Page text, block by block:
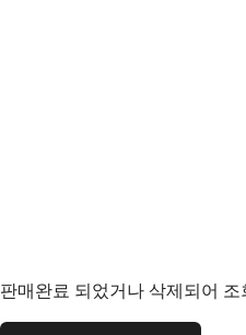
판매완료 되었거나 삭제되어